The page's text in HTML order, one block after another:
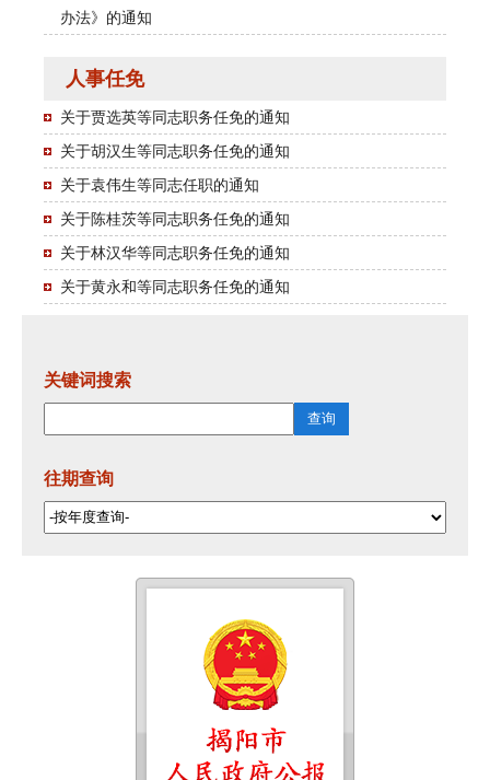
办法》的通知
人事任免
关于贾选英等同志职务任免的通知
关于胡汉生等同志职务任免的通知
关于袁伟生等同志任职的通知
关于陈桂茨等同志职务任免的通知
关于林汉华等同志职务任免的通知
关于黄永和等同志职务任免的通知
关键词搜索
往期查询